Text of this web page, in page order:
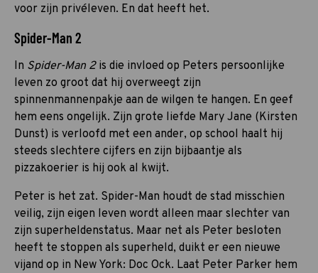
voor zijn privéleven. En dat heeft het.
Spider-Man 2
In Spider-Man 2 is die invloed op Peters persoonlijke
leven zo groot dat hij overweegt zijn
spinnenmannenpakje aan de wilgen te hangen. En geef
hem eens ongelijk. Zijn grote liefde Mary Jane (Kirsten
Dunst) is verloofd met een ander, op school haalt hij
steeds slechtere cijfers en zijn bijbaantje als
pizzakoerier is hij ook al kwijt.
Peter is het zat. Spider-Man houdt de stad misschien
veilig, zijn eigen leven wordt alleen maar slechter van
zijn superheldenstatus. Maar net als Peter besloten
heeft te stoppen als superheld, duikt er een nieuwe
vijand op in New York: Doc Ock. Laat Peter Parker hem